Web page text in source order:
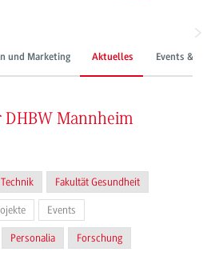
und Marketing Aktuelles Events &
Mannheim
Fakultät Gesundheit
Events
Personalia Forschung